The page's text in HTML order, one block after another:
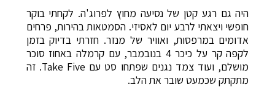
היה גם רגע קטן של נסיעה מחוץ לפרוג'ה. לקחתי בוקר
חופשי ויצאתי לרבע יום לאסיזי. הסמטאות בהירות, פרחים
אדומים במרפסות, ואוויר של מנזר. חזרתי בדיוק בזמן
לקפה קר על כיכר 4 בנובמבר, עם קרמלה באחוז סוכר
מושלם, ועוד צמד נגנים שפתחו סט עם Take Five. זה
מתקתק שכמעט שובר את הלב.